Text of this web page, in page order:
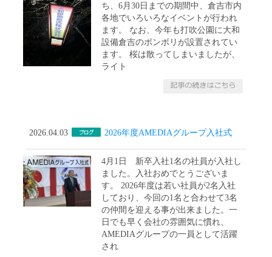
ち、6月30日までの期間中、倉吉市内
各地でいろいろなイベントが行われ
ます。 なお、今年も打吹公園に大和
設備倉吉のボンボリが設置されてい
ます。 桜は散ってしまいましたが、
ライト
2026.04.03 2026年度AMEDIAグループ入社式
4月1日 新卒入社1名の社員が入社し
ました。入社おめでとうございま
す。 2026年度は若い社員が2名入社
しており、今回の1名と合わせて3名
の仲間を迎える事が出来ました。一
日でも早く会社の雰囲気に慣れ、
AMEDIAグループの一員として活躍
され